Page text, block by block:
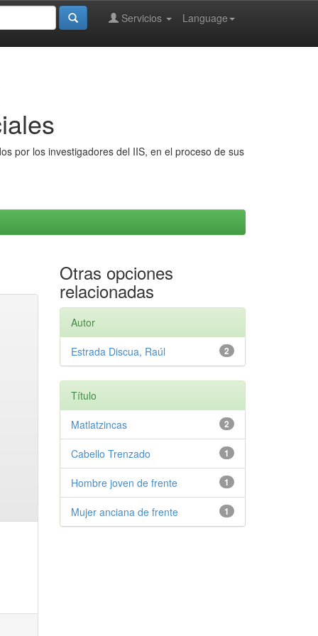
Language
Servicios
por los investigadores del IIS, en el proceso de sus
Otras opciones
relacionadas
Autor
2
Estrada Discua, Raúl
Título
2
Matlatzincas
1
Cabello Trenzado
1
Hombre joven de frente
1
Mujer anciana de frente